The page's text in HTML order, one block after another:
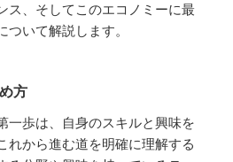
ス、そしてこのエコノミーに最
いて解説します。
方
一歩は、自身のスキルと興味を
れから進む道を明確に理解する